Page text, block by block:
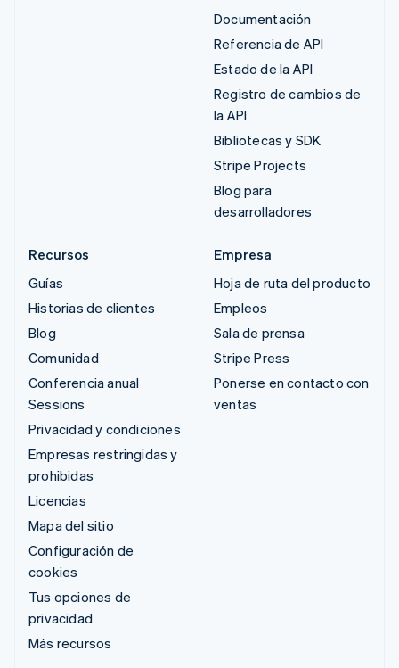
Documentación
Referencia de API
Estado de la API
Registro de cambios de
la API
Bibliotecas y SDK
Stripe Projects
Blog para
desarrolladores
Recursos
Guías
Historias de clientes
Blog
Comunidad
Conferencia anual
Sessions
Privacidad y condiciones
Empresas restringidas y
prohibidas
Licencias
Mapa del sitio
Configuración de
cookies
Tus opciones de
privacidad
Más recursos
Empresa
Hoja de ruta del producto
Empleos
Sala de prensa
Stripe Press
Ponerse en contacto con
ventas